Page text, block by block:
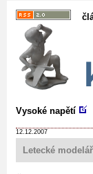
Vysoké napětí
12.12.2007
Letecké